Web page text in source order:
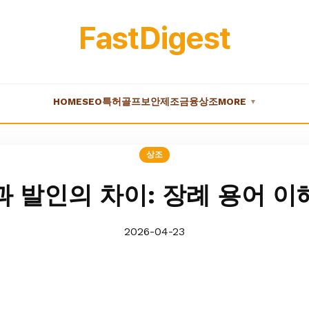
FastDigest
HOMESEO특허 골프보안제조금융상조MORE ▼
상조
발인의 차이: 장례 용어 이
2026-04-23